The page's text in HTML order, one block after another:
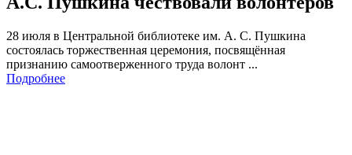
28 июля в Центральной библиотеке им. А. С. Пушкина
состоялась торжественная церемония, посвящённая
признанию самоотверженного труда волонт ...
Подробнее